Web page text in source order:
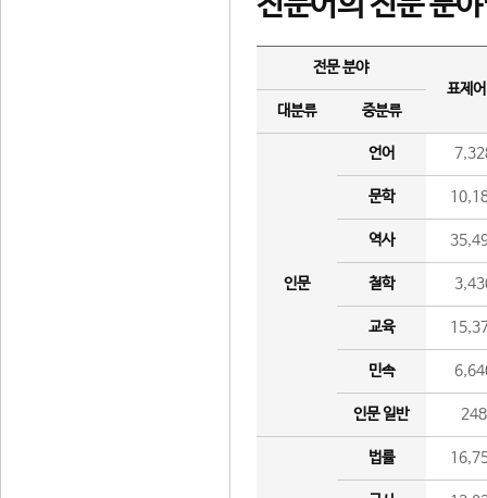
전문 분야
표제
대분류
중분류
인문
언어
문학
역사
철학
교육
민속
인문 일반 248
법률